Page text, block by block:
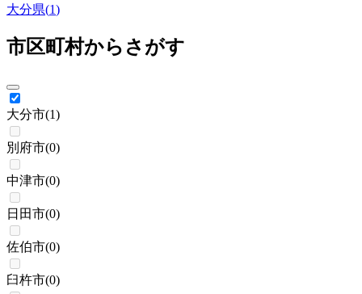
大分県(1)
市区町村からさがす
大分市(1)
別府市(0)
中津市(0)
日田市(0)
佐伯市(0)
臼杵市(0)